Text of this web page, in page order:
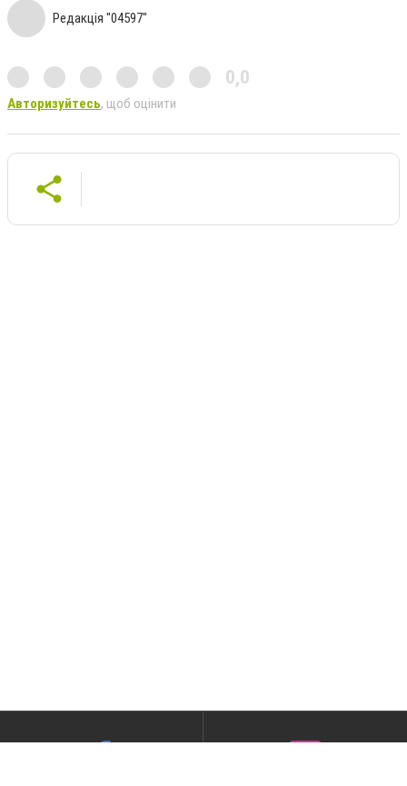
Редакція "04597"
0,0
Авторизуйтесь, щоб оцінити